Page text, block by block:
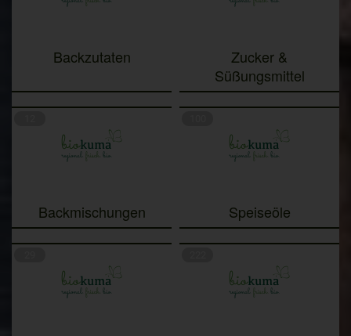
Backzutaten
Zucker &
Süßungsmittel
Backmischungen Speiseöle